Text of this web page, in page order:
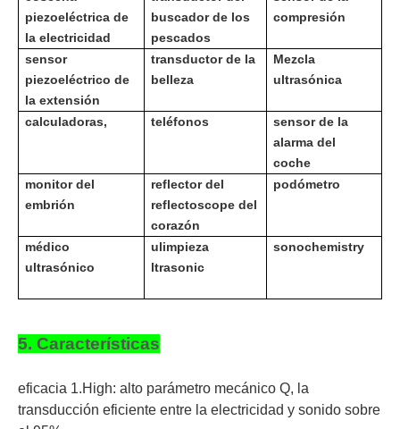
piezoeléctrica de
la electricidad
buscador de los
pescados
compresión
sensor
piezoeléctrico de
la extensión
transductor de la
belleza
Mezcla
ultrasónica
calculadoras, teléfonos
sensor de la
alarma del
coche
monitor del
embrión
reflector del
reflectoscope del
corazón
podómetro
médico
ultrasónico
ulimpieza
ltrasonic
sonochemistry
5. Características
eficacia 1.High: alto parámetro mecánico Q, la
transducción eficiente entre la electricidad y sonido sobre